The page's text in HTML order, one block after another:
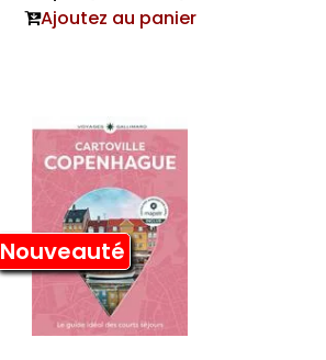
Ajoutez au panier
Nouveauté